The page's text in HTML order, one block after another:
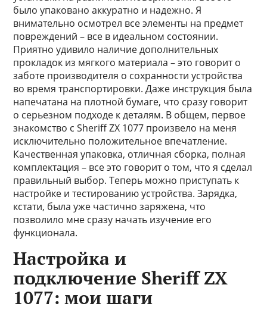
было упаковано аккуратно и надежно. Я
внимательно осмотрел все элементы на предмет
повреждений – все в идеальном состоянии.
Приятно удивило наличие дополнительных
прокладок из мягкого материала – это говорит о
заботе производителя о сохранности устройства
во время транспортировки. Даже инструкция была
напечатана на плотной бумаге, что сразу говорит
о серьезном подходе к деталям. В общем, первое
знакомство с Sheriff ZX 1077 произвело на меня
исключительно положительное впечатление.
Качественная упаковка, отличная сборка, полная
комплектация – все это говорит о том, что я сделал
правильный выбор. Теперь можно приступать к
настройке и тестированию устройства. Зарядка,
кстати, была уже частично заряжена, что
позволило мне сразу начать изучение его
функционала.
Настройка и
подключение Sheriff ZX
1077: мои шаги